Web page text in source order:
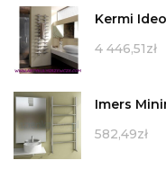
Kermi
4 446,51zł
Imers
582,49zł